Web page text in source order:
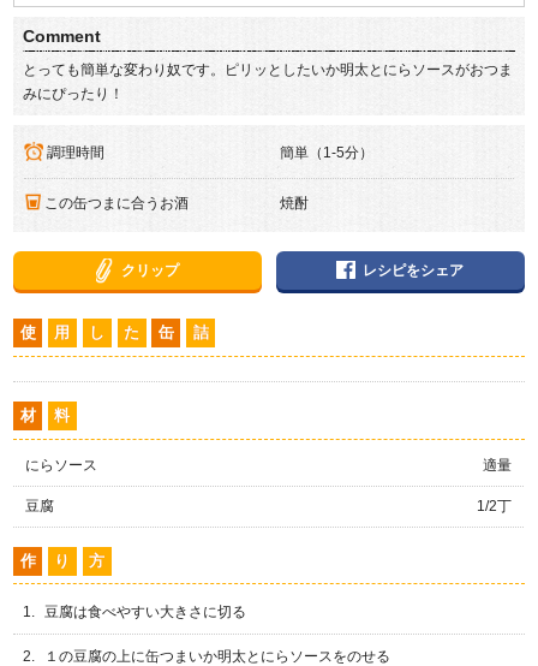
Comment
とっても簡単な変わり奴です。ピリッとしたいか明太とにらソースがおつま
みにぴったり！
調理時間 簡単（1-5分）
この缶つまに合うお酒 焼酎
クリップ レシピをシェア
使 用 し た 缶 詰
材 料
にらソース 適量
豆腐 1/2丁
作 り 方
豆腐は食べやすい大きさに切る
１の豆腐の上に缶つまいか明太とにらソースをのせる